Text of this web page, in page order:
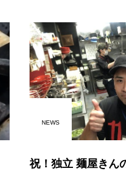
NEWS
祝！独立 麺屋きん